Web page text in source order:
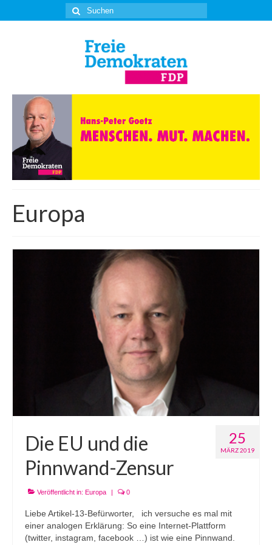
Suche
nach:
Europa
25
MÄRZ 2019
Die EU und die
Pinnwand-Zensur
Veröffentlicht in: Europa | 0
Liebe Artikel-13-Befürworter, ich versuche es mal mit
einer analogen Erklärung: So eine Internet-Plattform
(twitter, instagram, facebook …) ist wie eine Pinnwand.